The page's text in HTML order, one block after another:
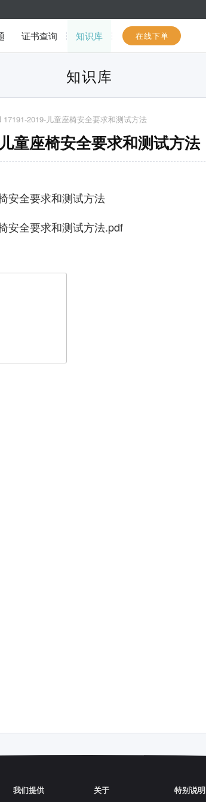
证书查询 知识库 在线下单
知识库
17191-2019-儿童座椅安全要求和测试方法
童座椅安全要求和测试方法
安全要求和测试方法
安全要求和测试方法.pdf
我们提供 关于 特别说明